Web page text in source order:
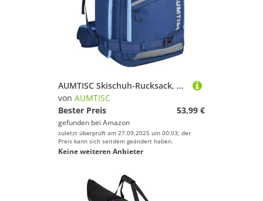
AUMTISC Skischuh-Rucksack, gepolsterte Skischuhtaschen und Helmtaschen für Flugreisen, Skiausrüstung, Schutzbrillen, Handschuhe, Ski und Snowboards
von AUMTISC
Bester Preis
53,99 €
gefunden bei Amazon
zuletzt überprüft am 27.09.2025 um 00:03; der
Preis kann sich seitdem geändert haben.
Keine weiteren Anbieter